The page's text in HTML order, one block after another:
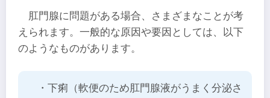
肛門腺に問題がある場合、さまざまなことが考
えられます。一般的な原因や要因としては、以下
のようなものがあります。
・下痢（軟便のため肛門腺液がうまく分泌さ